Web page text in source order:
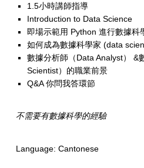
1.5小時講師指導
Introduction to Data Science
即場示範用 Python 進行數據科
如何成為數據科學家 (data
數據分析師（Data Analyst） &
Scientist）的職業前景
Q&A 你問我答環節
不需要有數據科學的經驗
Language: Cantonese